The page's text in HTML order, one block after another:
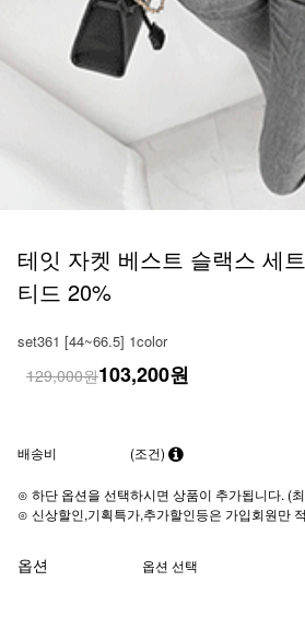
테잇 자켓 베스트 슬랙스 세
티드 20%
set361 [44~66.5] 1color
129,000원103,200원
배송비 (조건)
⊙ 하단 옵션을 선택하시면 상품이 추가됩니다. (
⊙ 신상할인,기획특가,추가할인등은 가입회원만
옵션